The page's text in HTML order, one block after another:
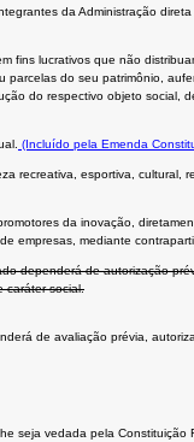
da Administração
fins lucrativos que não
parcelas do seu patrimônio,
do respectivo objeto
(Incluído pela Emenda
recreativa, esportiva,
da inovação,
empresas, mediante
dependerá de autorização
caráter social.
de avaliação prévia,
seja vedada pela Constituição